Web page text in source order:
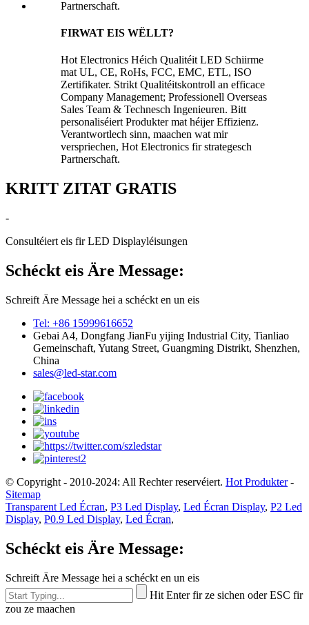
FIRWAT EIS WËLLT?
Hot Electronics Héich Qualitéit LED Schiirme
mat UL, CE, RoHs, FCC, EMC, ETL, ISO
Zertifikater. Strikt Qualitéitskontroll an efficace
Company Management; Professionell Overseas
Sales Team & Technesch Ingenieuren. Bitt
personaliséiert Produkter mat héijer Effizienz.
Verantwortlech sinn, maachen wat mir
verspriechen, Hot Electronics fir strategesch
Partnerschaft.
KRITT ZITAT GRATIS
-
Consultéiert eis fir LED Displayléisungen
Schéckt eis Äre Message:
Schreift Äre Message hei a schéckt en un eis
Tel: +86 15999616652
Gebai A4, Dongfang JianFu yijing Industrial City, Tianliao
Gemeinschaft, Yutang Street, Guangming Distrikt, Shenzhen,
China
sales@led-star.com
© Copyright - 2010-2024: All Rechter reservéiert. Hot Produkter-
Sitemap
Transparent Led Écran, P3 Led Display, Led Écran Display, P2 Led
Display, P0.9 Led Display, Led Écran,
Schéckt eis Äre Message:
Schreift Äre Message hei a schéckt en un eis
Hit Enter fir ze sichen oder ESC fir
zou ze maachen